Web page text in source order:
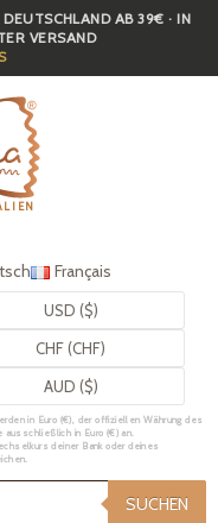
AB 39€ · IN
VERSAND
Français
USD ($)
CHF (CHF)
AUD ($)
in Euro (€), der offiziellen Währung des
in Euro (€) an.
deiner Bank oder deines
SUCHEN